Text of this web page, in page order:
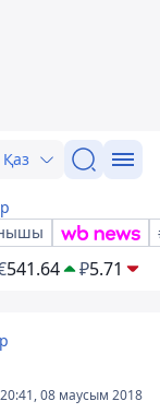
Қаз
541.64 ₽5.71
20:41, 08 маусым 2018